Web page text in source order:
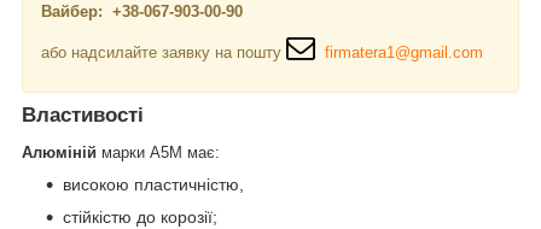
Вайбер: +38-067-903-00-90
або надсилайте заявку на пошту firmatera1@gmail.com
Властивості
Алюміній марки А5М має:
високою пластичністю,
стійкістю до корозії;